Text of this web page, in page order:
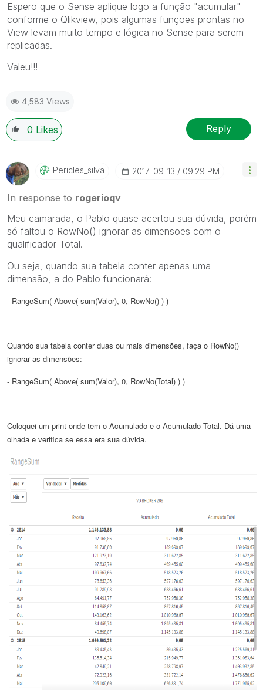
Espero que o Sense aplique logo a função "acumular"
conforme o Qlikview, pois algumas funções prontas no
View levam muito tempo e lógica no Sense para serem
replicadas.
Valeu!!!
4,583 Views
0 Likes Reply
Pericles_silva ‎2017-09-13 09:29 PM
In response to rogerioqv
Meu camarada, o Pablo quase acertou sua dúvida, porém
só faltou o RowNo() ignorar as dimensões com o
qualificador Total.
Ou seja, quando sua tabela conter apenas uma
dimensão, a do Pablo funcionará:
- RangeSum( Above( sum(Valor), 0, RowNo() ) )
Quando sua tabela conter duas ou mais dimensões, faça o RowNo()
ignorar as dimensões:
- RangeSum( Above( sum(Valor), 0, RowNo(Total) ) )
Coloquei um print onde tem o Acumulado e o Acumulado Total. Dá uma
olhada e verifica se essa era sua dúvida.